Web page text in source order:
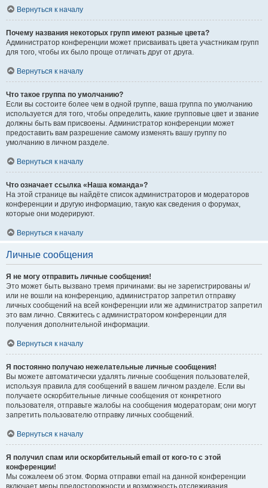
Вернуться к началу
Почему названия некоторых групп имеют разные цвета?
Администратор конференции может присваивать цвета участникам групп
для того, чтобы их было проще отличать друг от друга.
Вернуться к началу
Что такое группа по умолчанию?
Если вы состоите более чем в одной группе, ваша группа по умолчанию
используется для того, чтобы определить, какие групповые цвет и звание
должны быть вам присвоены. Администратор конференции может
предоставить вам разрешение самому изменять вашу группу по
умолчанию в личном разделе.
Вернуться к началу
Что означает ссылка «Наша команда»?
На этой странице вы найдёте список администраторов и модераторов
конференции и другую информацию, такую как сведения о форумах,
которые они модерируют.
Вернуться к началу
Личные сообщения
Я не могу отправить личные сообщения!
Это может быть вызвано тремя причинами: вы не зарегистрированы и/
или не вошли на конференцию, администратор запретил отправку
личных сообщений на всей конференции или же администратор запретил
это вам лично. Свяжитесь с администратором конференции для
получения дополнительной информации.
Вернуться к началу
Я постоянно получаю нежелательные личные сообщения!
Вы можете автоматически удалять личные сообщения пользователей,
используя правила для сообщений в вашем личном разделе. Если вы
получаете оскорбительные личные сообщения от конкретного
пользователя, отправьте жалобы на сообщения модераторам; они могут
запретить пользователю отправку личных сообщений.
Вернуться к началу
Я получил спам или оскорбительный email от кого-то с этой
конференции!
Мы сожалеем об этом. Форма отправки email на данной конференции
включает меры предосторожности и возможность отслеживания